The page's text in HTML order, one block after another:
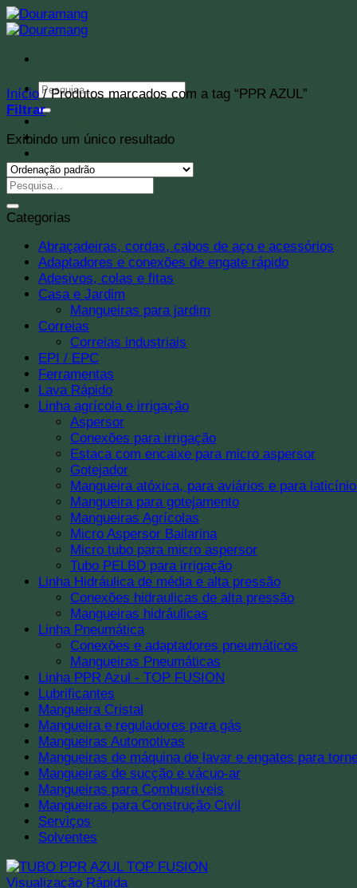
Skip
to
Pesquisar
por:
Localização
Início /Produtos marcados com a tag “PPR AZUL”
Filtrar
Exibindo um único resultado
Categorias
Abraçadeiras, cordas, cabos de aço e acessórios
Adaptadores e conexões de engate rápido
Adesivos, colas e fitas
Casa e Jardim
Mangueiras para jardim
Correias
Correias industriais
EPI / EPC
Ferramentas
Lava Rápido
Linha agrícola e irrigação
Aspersor
Conexões para irrigação
Estaca com encaixe para micro aspersor
Gotejador
Mangueira atóxica, para aviários e para
Mangueira para gotejamento
Mangueiras Agrícolas
Micro Aspersor Bailarina
Micro tubo para micro aspersor
Tubo PELBD para irrigação
Linha Hidráulica de média e alta pressão
Conexões hidraulicas de alta pressão
Mangueiras hidráulicas
Linha Pneumática
Conexões e adaptadores pneumáticos
Mangueiras Pneumáticas
Linha PPR Azul - TOP FUSION
Lubrificantes
Mangueira Cristal
Mangueira e reguladores para gás
Mangueiras Automotivas
Mangueiras de máquina de lavar e engates para
Mangueiras de sucção e vácuo-ar
Mangueiras para Combustíveis
Mangueiras para Construção Civil
Serviços
Solventes
Visualização Rápida